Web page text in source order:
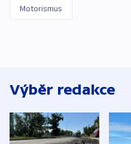
Motorismus
Výběr redakce